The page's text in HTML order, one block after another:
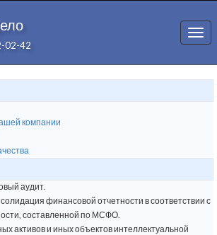
02-42
компании
аудит.
финансовой отчетности в соответствии с
составленной по МСФО.
активов и иных объектов интеллектуальной